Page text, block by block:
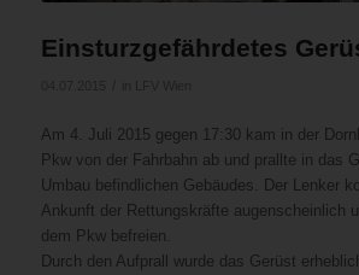
Einsturzgefährdetes
Am 4. Juli 2015 gegen 17:30 kam in der
Pkw von der Fahrbahn ab und prallte in das
Umbau befindlichen Gebäudes. Der Lenker
Ankunft der Rettungskräfte augenscheinlich
dem Pkw befreien.
Durch den Aufprall wurde das Gerüst